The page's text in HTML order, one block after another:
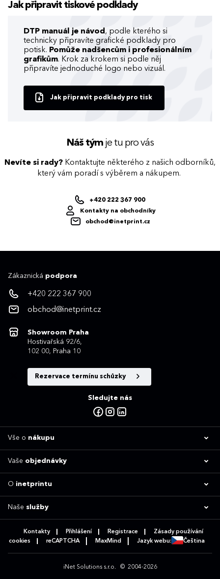
Jak připravit tiskové podklady
DTP manuál je návod , podle kterého si
technicky připravíte grafické podklady pro
potisk. Pomůže nadšencům i profesionálním
grafikům. Krok za krokem si podle něj
připravíte jednoduché logo nebo vizuál.
Jak připravit podklady pro tisk
Náš týmje tu pro vás
Nevíte si rady? Kontaktujte některého z našich odborníků,
který vám poradí s výběrem a nákupem.
+420 222 367 900
Kontakty na obchodníky
obchod@inetprint.cz
Zákaznická podpora
+420 222 367 900
obchod@inetprint.cz
Showroom Praha
Hostivařská 92/6,
102 00, Praha 10
Rezervace termínu schůzky
Sledujte nás
Vše o nákupu
Vaše objednávky
O inetprintu
Naše služby
Kontakty Přihlášení Registrace
Zásady používání
cookies
reCAPTCHA MaxMind Jazyk webu: Čeština
iNet Solutions s.r.o. © 2004-2026